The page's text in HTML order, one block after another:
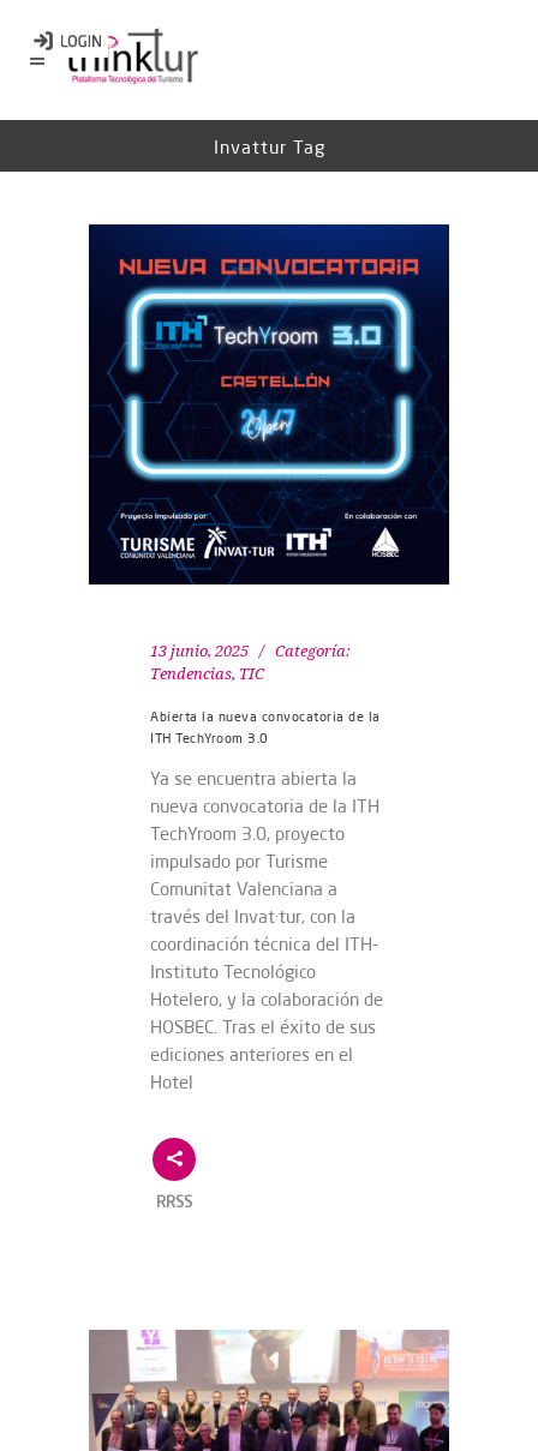
Invattur Tag
13 junio, 2025
Categoría:
Tendencias, TIC
Abierta la nueva convocatoria de la
ITH TechYroom 3.0
Ya se encuentra abierta la
nueva convocatoria de la ITH
TechYroom 3.0, proyecto
impulsado por Turisme
Comunitat Valenciana a
través del Invat·tur, con la
coordinación técnica del ITH-
Instituto Tecnológico
Hotelero, y la colaboración de
HOSBEC. Tras el éxito de sus
ediciones anteriores en el
Hotel
RRSS